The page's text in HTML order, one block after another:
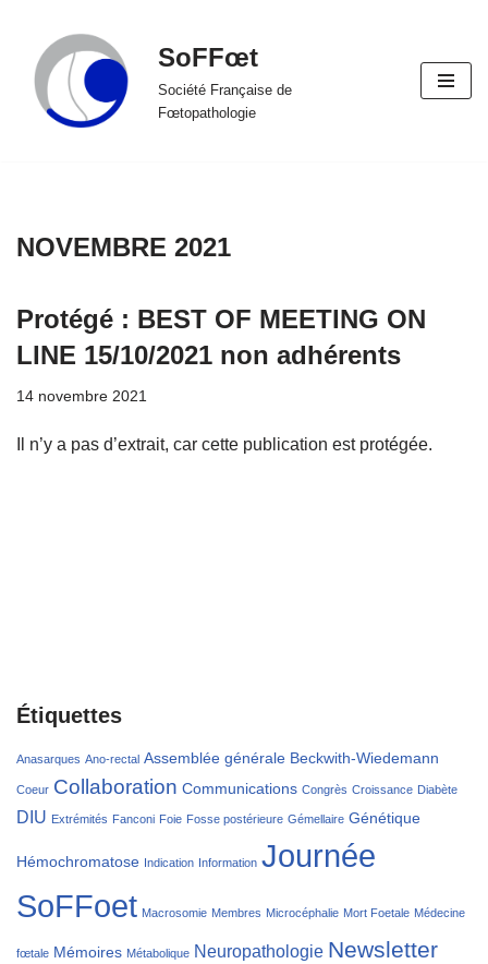
Aller
au
contenu
SoFFœt
Société Française de
Fœtopathologie
NOVEMBRE 2021
Protégé : BEST OF MEETING ON
LINE 15/10/2021 non adhérents
14 novembre 2021
Il n’y a pas d’extrait, car cette publication est protégée.
Étiquettes
Anasarques Ano-rectal Assemblée générale Beckwith-Wiedemann
Coeur Collaboration Communications Congrès Croissance Diabète
DIU Extrémités Fanconi Foie Fosse postérieure Gémellaire Génétique
Hémochromatose Indication Information Journée
SoFFoet Macrosomie Membres Microcéphalie Mort Foetale Médecine
fœtale Mémoires Métabolique Neuropathologie Newsletter